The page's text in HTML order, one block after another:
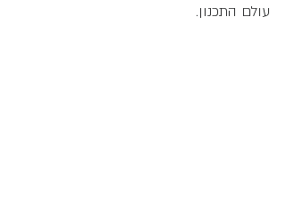
עולם התכנון.